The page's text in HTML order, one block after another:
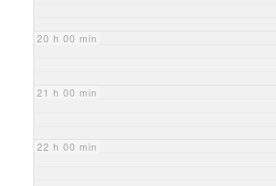
20 h 00 min
21 h 00 min
22 h 00 min